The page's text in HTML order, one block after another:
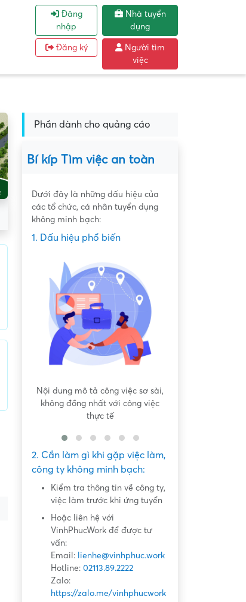
Đăng
nhập
Đăng ký
Nhà tuyển
dụng
Người tìm
việc
Phần dành cho quảng cáo
Bí kíp Tìm việc an toàn
Dưới đây là những dấu hiệu của
các tổ chức, cá nhân tuyển dụng
không minh bạch:
1. Dấu hiệu phổ biến
Nội dung mô tả công việc sơ sài,
không đồng nhất với công việc
thực tế
2. Cần làm gì khi gặp việc làm,
công ty không minh bạch:
Kiểm tra thông tin về công ty,
việc làm trước khi ứng tuyển
Hoặc liên hệ với
VinhPhucWork để được tư
vấn:
Email: lienhe@vinhphuc.work
Hotline: 02113.89.2222
Zalo:
https://zalo.me/vinhphucwork